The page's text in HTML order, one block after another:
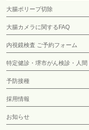
大腸ポリープ切除
大腸カメラに関するFAQ
内視鏡検査 ご予約フォーム
特定健診・堺市がん検診・人間
予防接種
採用情報
お知らせ